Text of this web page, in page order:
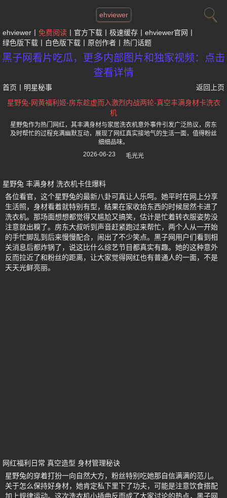
ehviewer
ehviewer 免费阅读 官方下载 极速缓存
ehviewer官网
绿色版下载
白色版下载 原创作者 热门话题
黑子网看片吃瓜，更多内部图片和独家视频：点击
查看详情
首页 明星秘事
返回上页
星野兔-网黄福利姬-房东趁虚而入激烈内战两轮-真空丰满身材卡洗衣
机
星野兔作为热门网红，其丰满身材与家居洗衣机意外事件引发广泛热议，房东
及时帮忙的过程充满幽默互动，展现了网红真实接地气的生活一面，值得粉丝
细细品味。
2026-06-23
毛光光
星野兔 丰满身材 洗衣机卡住爆料
各位看官，这个星野兔的最新八卦可真让人乐呵。她平时在网上分享
生活照，身材看着就特别有型，结果在家收拾东西的时候居然卡进了
洗衣机。那场面想想都觉得又尴尬又搞笑，估计是忙着转衣服姿势没
注意就出糗了。房东大叔听到声音赶紧跑过来帮忙，两个人从一开始
的手忙脚乱到后来慢慢配合，闹出了不少笑点。黑子网用户们看到相
关消息后都炸锅了，说这比什么综艺节目都真实有趣。她的这种意外
反而拉近了和粉丝的距离，让大家觉得网红也有普通人的一面，不是
天天光鲜亮丽。
网红福利日常 真空造型 身材管理秘诀
星野兔的穿着打扮一向自然大方，粉丝特别吃她那自信满满的范儿。
关于怎么保持好身材，她肯定私下里下了功夫，可能是注意饮食搭配
加上规律运动。这次洗衣机小插曲反而成了大家讨论的热点，黑子网